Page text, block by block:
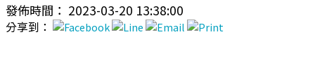
發佈時間： 2023-03-20 13:38:00
分享到：